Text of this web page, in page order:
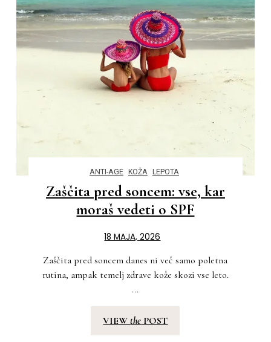
ANTI-AGE KOŽA LEPOTA
Zaščita pred soncem: vse, kar
moraš vedeti o SPF
18 MAJA, 2026
Zaščita pred soncem danes ni več samo poletna
rutina, ampak temelj zdrave kože skozi vse leto.
...
VIEWthe POST